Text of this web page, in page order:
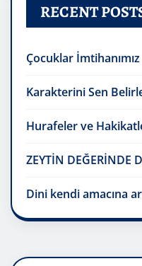
RECENT
Çocuklar İmtihanımız
Karakterini Sen
Hurafeler ve
ZEYTİN DEĞERİNDE
Dini kendi amacına